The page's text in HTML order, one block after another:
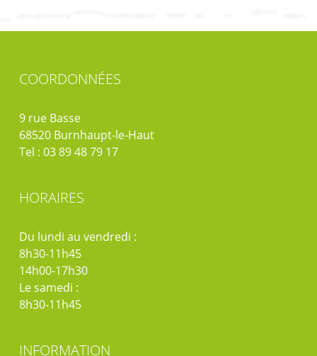
COORDONNÉES
9 rue Basse
68520 Burnhaupt-le-Haut
Tel : 03 89 48 79 17
HORAIRES
Du lundi au vendredi :
8h30-11h45
14h00-17h30
Le samedi :
8h30-11h45
INFORMATION